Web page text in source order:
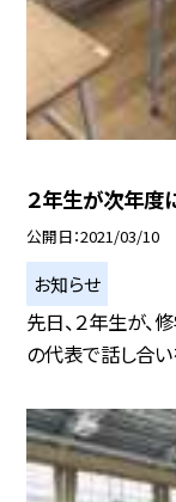
２年生が次年度
公開日 2021/03/10
お知らせ
先日、２年生が、
の代表で話し合い